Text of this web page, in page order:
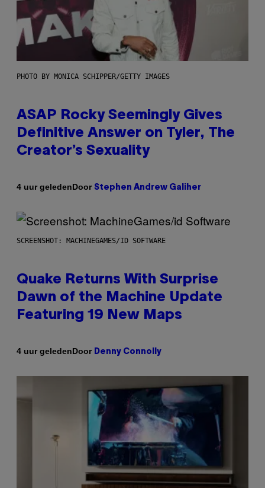
PHOTO BY MONICA SCHIPPER/GETTY IMAGES
ASAP Rocky Seemingly Gives
Definitive Answer on Tyler, The
Creator’s Sexuality
4 uur geledenDoor Stephen Andrew Galiher
SCREENSHOT: MACHINEGAMES/ID SOFTWARE
Quake Returns With Surprise
Dawn of the Machine Update
Featuring 19 New Maps
4 uur geledenDoor Denny Connolly